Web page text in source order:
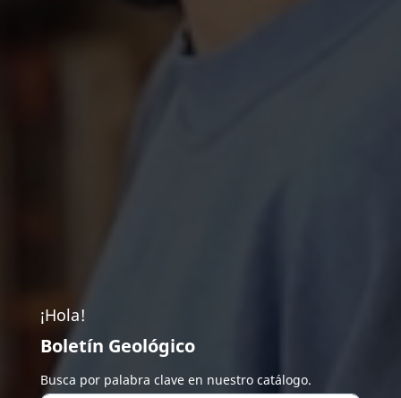
¡Hola!
Boletín Geológico
Busca por palabra clave en nuestro catálogo.